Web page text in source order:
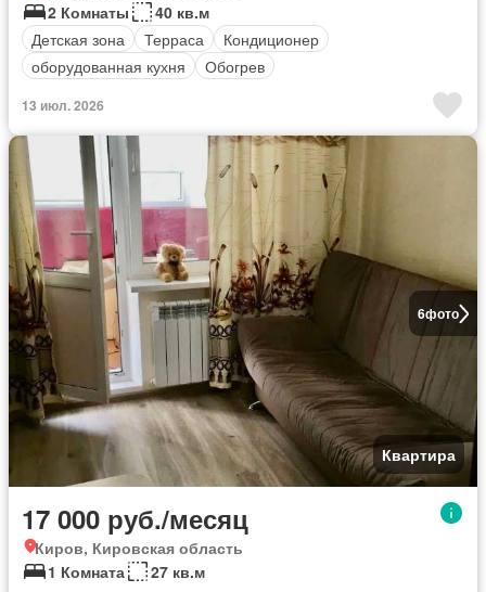
2 Комнаты
40 кв.м
Детская зона
Терраса
Кондиционер
оборудованная кухня
Обогрев
13 июл. 2026
6фото
Квартира
17 000 руб./месяц
Киров, Кировская область
1 Комната
27 кв.м